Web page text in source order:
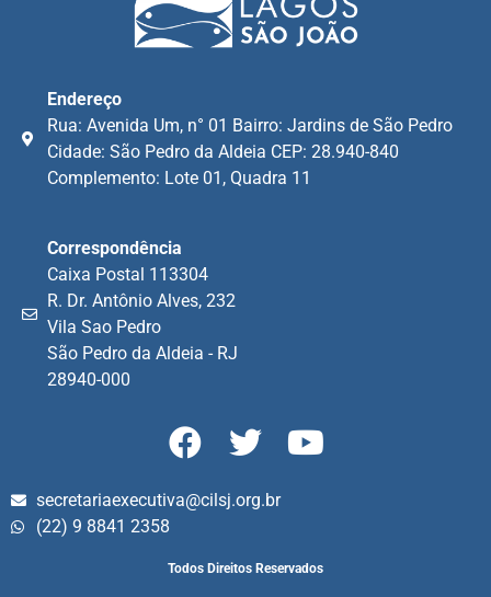
Endereço
Rua: Avenida Um, n° 01 Bairro: Jardins de São Pedro
Cidade: São Pedro da Aldeia CEP: 28.940-840
Complemento: Lote 01, Quadra 11
Correspondência
Caixa Postal 113304
R. Dr. Antônio Alves, 232
Vila Sao Pedro
São Pedro da Aldeia - RJ
28940-000
secretariaexecutiva@cilsj.org.br
(22) 9 8841 2358
Todos Direitos Reservados